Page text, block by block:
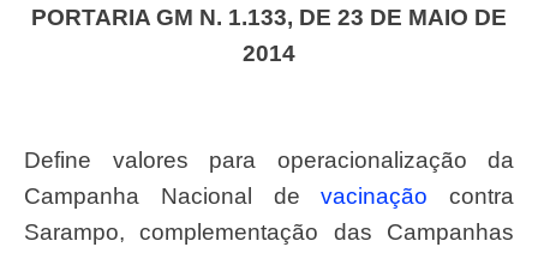
PORTARIA GM N. 1.133, DE 23 DE MAIO DE
2014
Define valores para operacionalização da
Campanha Nacional devacinação contra
Sarampo, complementação das Campanhas